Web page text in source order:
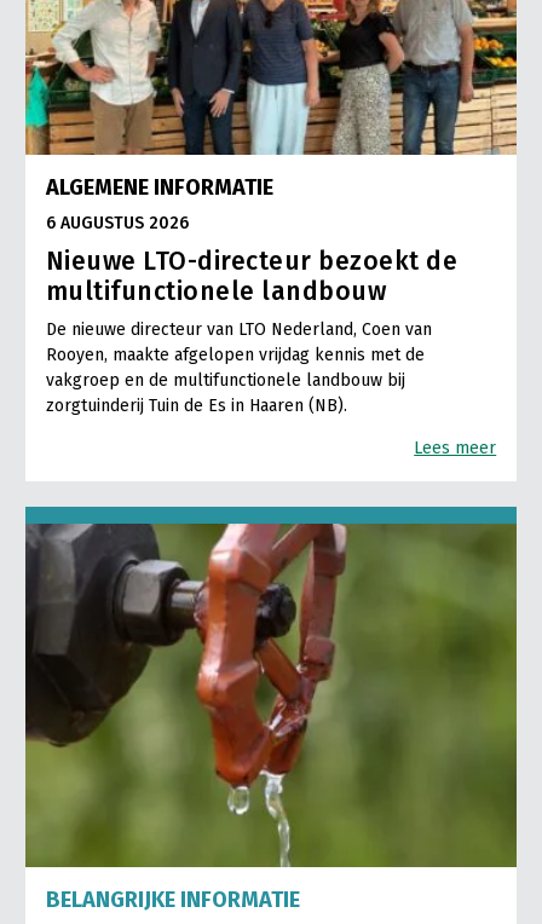
ALGEMENE INFORMATIE
6 AUGUSTUS 2026
Nieuwe LTO-directeur bezoekt de
multifunctionele landbouw
De nieuwe directeur van LTO Nederland, Coen van
Rooyen, maakte afgelopen vrijdag kennis met de
vakgroep en de multifunctionele landbouw bij
zorgtuinderij Tuin de Es in Haaren (NB).
Lees meer
BELANGRIJKE INFORMATIE